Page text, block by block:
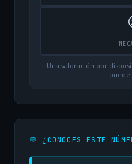
Una valoración por
puede
💬 ¿CONOCES ESTE